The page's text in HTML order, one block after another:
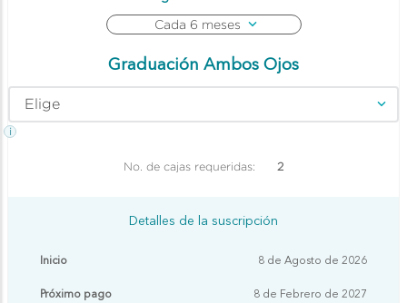
Cada 6 meses
Elige
i
No. de cajas requeridas: 2
Detalles de la suscripción
Inicio 8 de Agosto de 2026
Próximo pago 8 de Febrero de 2027